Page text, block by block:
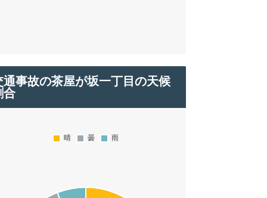
通事故の茶屋が坂一丁目の天候
合